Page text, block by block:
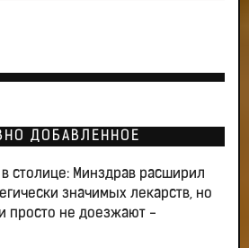
ДОБАВЛЕННОЕ
в столице: Минздрав расширил
значимых лекарств, но
просто не доезжают -